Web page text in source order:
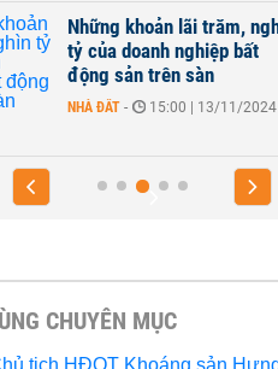
Những khoản lãi trăm,
tỷ của doanh nghiệp bất
động sản trên sàn
NHÀ ĐẤT - 15:00 | 13/11/2024
CHUYÊN MỤC